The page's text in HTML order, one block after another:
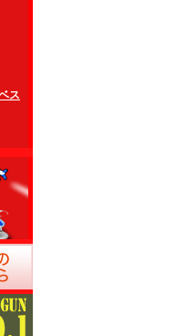
ス